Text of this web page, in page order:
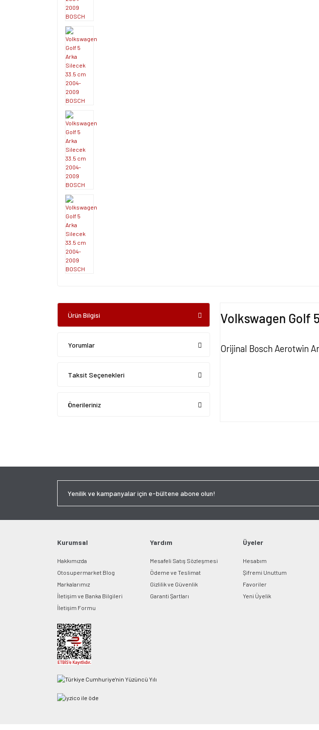
Ürün Bilgisi
Yorumlar
Taksit Seçenekleri
Önerileriniz
Volkswagen Golf
Orijinal Bosch Aerotwin
Kurumsal
Hakkımızda
Otosupermarket Blog
Markalarımız
İletişim ve Banka Bilgileri
İletişim Formu
Yardım
Mesafeli Satış Sözleşmesi
Ödeme ve Teslimat
Gizlilik ve Güvenlik
Garanti Şartları
Üyeler
Hesabım
Şifremi Unuttum
Favoriler
Yeni Üyelik